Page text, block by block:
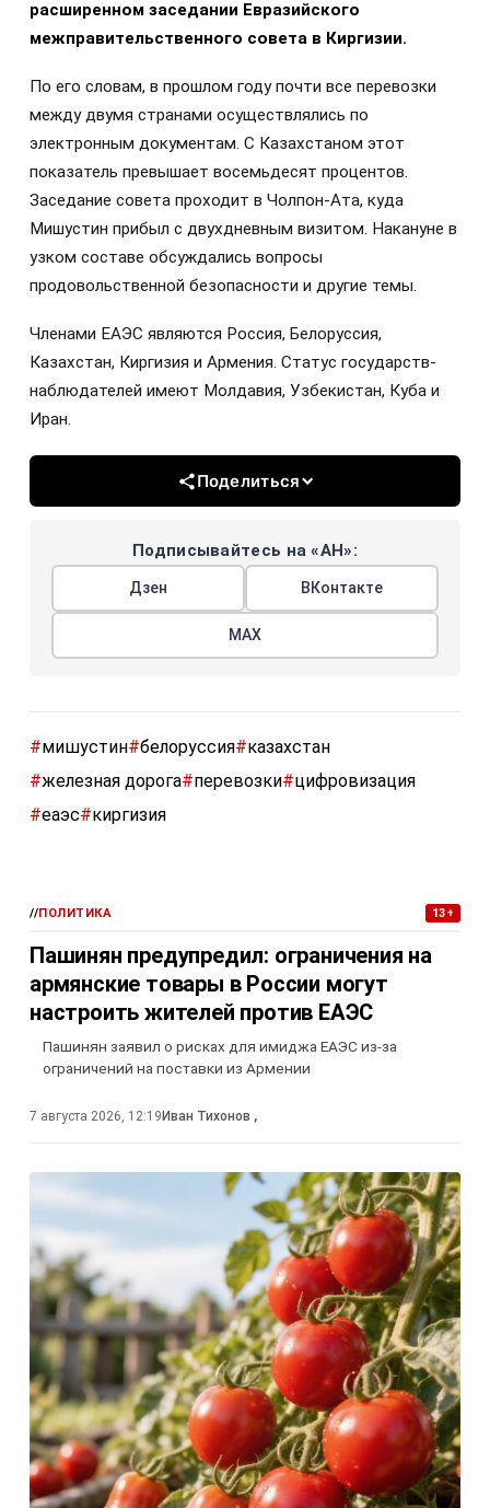
расширенном заседании Евразийского
межправительственного совета в Киргизии.
По его словам, в прошлом году почти все перевозки
между двумя странами осуществлялись по
электронным документам. С Казахстаном этот
показатель превышает восемьдесят процентов.
Заседание совета проходит в Чолпон-Ата, куда
Мишустин прибыл с двухдневным визитом. Накануне в
узком составе обсуждались вопросы
продовольственной безопасности и другие темы.
Членами ЕАЭС являются Россия, Белоруссия,
Казахстан, Киргизия и Армения. Статус государств-
наблюдателей имеют Молдавия, Узбекистан, Куба и
Иран.
Поделиться
Подписывайтесь на «АН»:
Дзен ВКонтакте
МАХ
#мишустин#белоруссия#казахстан
#железная дорога#перевозки#цифровизация
#еаэс#киргизия
//ПОЛИТИКА 13+
Пашинян предупредил: ограничения на
армянские товары в России могут
настроить жителей против ЕАЭС
Пашинян заявил о рисках для имиджа ЕАЭС из-за
ограничений на поставки из Армении
7 августа 2026, 12:19 Иван Тихонов ,